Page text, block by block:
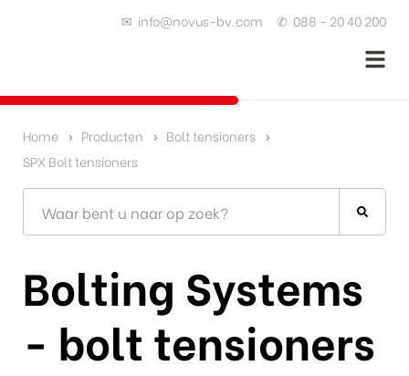
✉ info@novus-bv.com ✆ 088 - 20 40 200
Home Producten
Bolt tensioners
SPX Bolt tensioners
Bolting Systems
- bolt tensioners